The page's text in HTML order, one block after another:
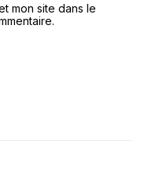
mon site dans le